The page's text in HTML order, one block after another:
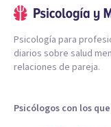
Psicología para
diarios sobre salud
relaciones de pareja.
Psicólogos con los